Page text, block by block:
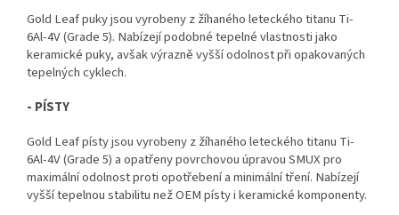
Gold Leaf puky jsou vyrobeny z žíhaného leteckého titanu Ti-
6Al-4V (Grade 5). Nabízejí podobné tepelné vlastnosti jako
keramické puky, avšak výrazně vyšší odolnost při opakovaných
tepelných cyklech.
- PÍSTY
Gold Leaf písty jsou vyrobeny z žíhaného leteckého titanu Ti-
6Al-4V (Grade 5) a opatřeny povrchovou úpravou SMUX pro
maximální odolnost proti opotřebení a minimální tření. Nabízejí
vyšší tepelnou stabilitu než OEM písty i keramické komponenty.